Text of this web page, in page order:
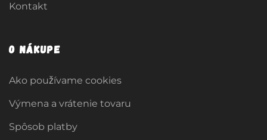
Kontakt
O nákupe
Ako používame cookies
Výmena a vrátenie tovaru
Spôsob platby